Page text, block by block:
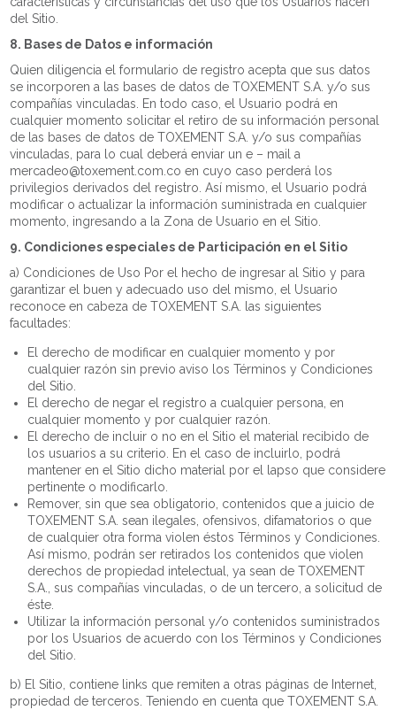
del Sitio.
8. Bases de Datos e información
Quien diligencia el formulario de registro acepta que sus datos
se incorporen a las bases de datos de TOXEMENT S.A. y/o sus
compañías vinculadas. En todo caso, el Usuario podrá en
cualquier momento solicitar el retiro de su información personal
de las bases de datos de TOXEMENT S.A. y/o sus compañías
vinculadas, para lo cual deberá enviar un e – mail a
mercadeo@toxement.com.co en cuyo caso perderá los
privilegios derivados del registro. Así mismo, el Usuario podrá
modificar o actualizar la información suministrada en cualquier
momento, ingresando a la Zona de Usuario en el Sitio.
9. Condiciones especiales de Participación en el Sitio
a) Condiciones de Uso Por el hecho de ingresar al Sitio y para
garantizar el buen y adecuado uso del mismo, el Usuario
reconoce en cabeza de TOXEMENT S.A. las siguientes
facultades:
El derecho de modificar en cualquier momento y por
cualquier razón sin previo aviso los Términos y Condiciones
del Sitio.
El derecho de negar el registro a cualquier persona, en
cualquier momento y por cualquier razón.
El derecho de incluir o no en el Sitio el material recibido de
los usuarios a su criterio. En el caso de incluirlo, podrá
mantener en el Sitio dicho material por el lapso que considere
pertinente o modificarlo.
Remover, sin que sea obligatorio, contenidos que a juicio de
TOXEMENT S.A. sean ilegales, ofensivos, difamatorios o que
de cualquier otra forma violen éstos Términos y Condiciones.
Así mismo, podrán ser retirados los contenidos que violen
derechos de propiedad intelectual, ya sean de TOXEMENT
S.A., sus compañías vinculadas, o de un tercero, a solicitud de
éste.
Utilizar la información personal y/o contenidos suministrados
por los Usuarios de acuerdo con los Términos y Condiciones
del Sitio.
b) El Sitio, contiene links que remiten a otras páginas de Internet,
propiedad de terceros. Teniendo en cuenta que TOXEMENT S.A.